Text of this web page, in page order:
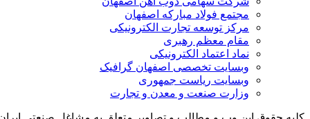
مجتمع فولاد مبارکه اصفهان
مرکز توسعه تجارت الکترونیکی
مقام معظم رهبری
نماد اعتماد الکترونیکی
وبسایت تخصصی اصفهان گرافیک
وبسایت ریاست جمهوری
وزارت صنعت و معدن و تجارت